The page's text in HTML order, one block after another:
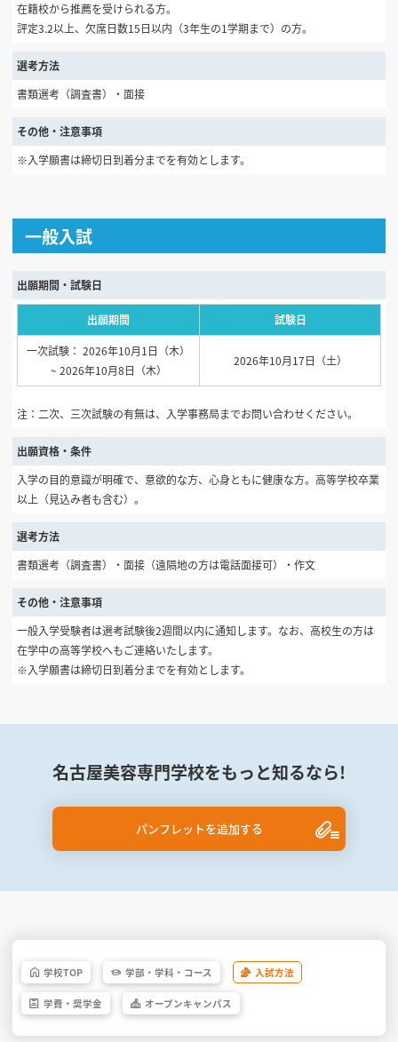
在籍校から推薦を受けられる方。
評定3.2以上、欠席日数15日以内（3年生の1学期まで）の方。
選考方法
書類選考（調査書）・面接
その他・注意事項
※入学願書は締切日到着分までを有効とします。
一般入試
出願期間・試験日
出願期間 試験日
一次試験： 2026年10月1日（木）
~ 2026年10月8日（木）
2026年10月17日（土）
注：二次、三次試験の有無は、入学事務局までお問い合わせください。
出願資格・条件
入学の目的意識が明確で、意欲的な方、心身ともに健康な方。高等学校卒業
以上（見込み者も含む）。
選考方法
書類選考（調査書）・面接（遠隔地の方は電話面接可）・作文
その他・注意事項
一般入学受験者は選考試験後2週間以内に通知します。なお、高校生の方は
在学中の高等学校へもご連絡いたします。
※入学願書は締切日到着分までを有効とします。
名古屋美容専門学校をもっと知るなら!
パンフレットを追加する
学校TOP 学部・ 学科・ コース 入試方法
学費・ 奨学金 オープンキャンパス